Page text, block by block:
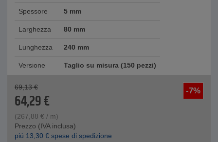
Spessore 5 mm
Larghezza 80 mm
Lunghezza 240 mm
Versione Taglio su misura (150 pezzi)
-7%
69,13 €
64,29€
(267,88 € / m)
Prezzo (IVA inclusa)
piú 13,30 € spese di spedizione